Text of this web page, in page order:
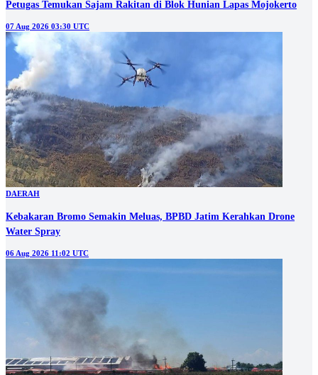
Petugas Temukan Sajam Rakitan di Blok Hunian Lapas Mojokerto
07 Aug 2026 03:30 UTC
DAERAH
Kebakaran Bromo Semakin Meluas, BPBD Jatim Kerahkan Drone
Water Spray
06 Aug 2026 11:02 UTC